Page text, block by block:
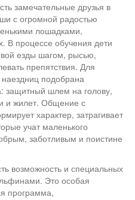
замечательные друзья в
с огромной радостью
лошадками,
В процессе обучения дети
езды шагом, рысью,
препятствия. Для
подобрана
защитный шлем на голову,
и жилет. Общение с
характер, затрагивает
учат маленького
заботливым и поистине
возможность и специальных
Это особая
программа,